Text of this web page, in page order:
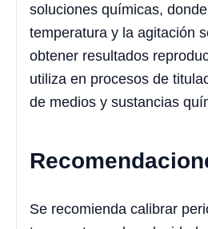
soluciones químicas,
temperatura y la agitación
obtener resultados
utiliza en procesos de
de medios y sustancias
Se recomienda calibrar